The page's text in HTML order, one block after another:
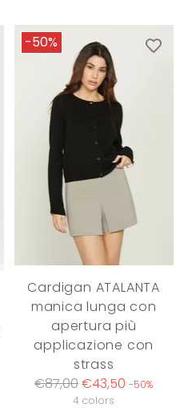
-50%
Cardigan ATALANTA
manica lunga con
apertura più
applicazione con
strass
Regular
€87,00€43,50 -50%
4 colors